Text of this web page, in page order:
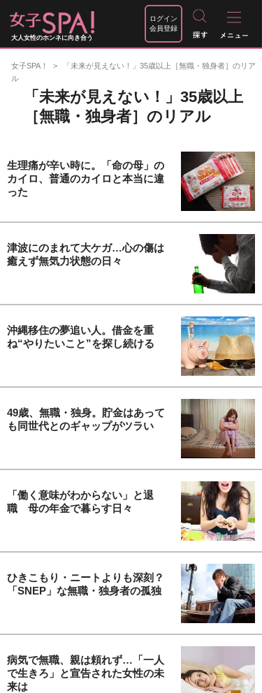
大人女性のホンネに向き合う
ログイン
会員登録
女子SPA！
「未来が見えない！」35歳以上［無職・独身者］のリア
ル
「未来が見えない！」35歳以上
［無職・独身者］のリアル
生理痛が辛い時に。「命の母」の
カイロ、普通のカイロと本当に違
った
津波にのまれて大ケガ…心の傷は
癒えず無気力状態の日々
沖縄移住の夢追い人。借金を重
ね“やりたいこと”を探し続ける
49歳、無職・独身。貯金はあって
も同世代とのギャップがツラい
「働く意味がわからない」と退
職 母の年金で暮らす日々
ひきこもり・ニートよりも深刻？
「SNEP」な無職・独身者の孤独
病気で無職、親は頼れず…「一人
で生きろ」と宣告された女性の未
来は